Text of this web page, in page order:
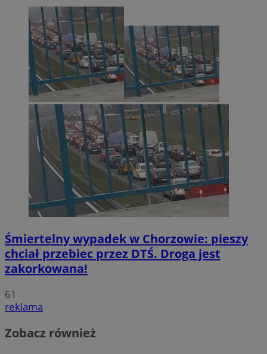
Śmiertelny wypadek w Chorzowie: pieszy
chciał przebiec przez DTŚ. Droga jest
zakorkowana!
61
reklama
Zobacz również